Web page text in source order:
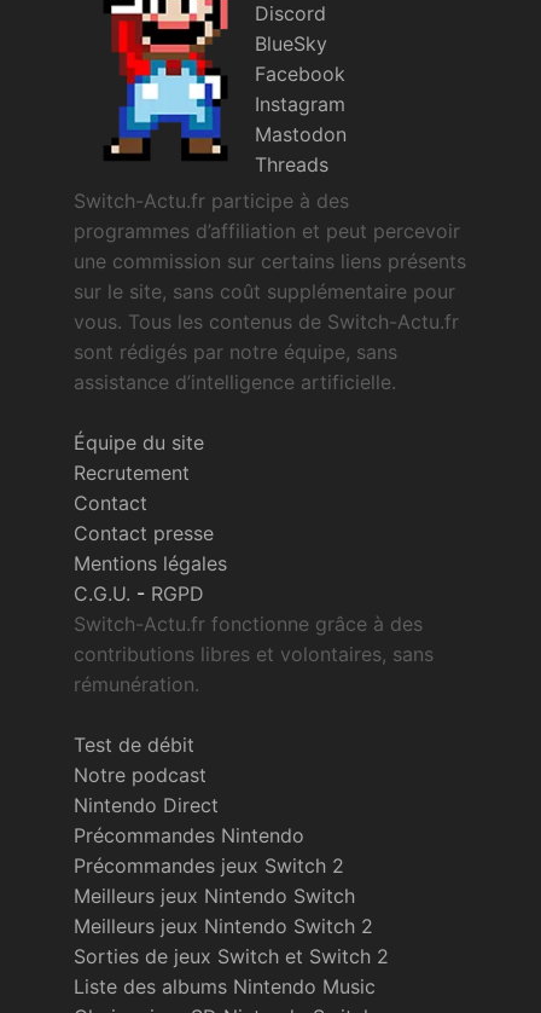
Discord
BlueSky
Facebook
Instagram
Mastodon
Threads
Switch-Actu.fr participe à des
programmes d’affiliation et peut percevoir
une commission sur certains liens présents
sur le site, sans coût supplémentaire pour
vous. Tous les contenus de Switch-Actu.fr
sont rédigés par notre équipe, sans
assistance d’intelligence artificielle.
Équipe du site
Recrutement
Contact
Contact presse
Mentions légales
C.G.U. - RGPD
Switch-Actu.fr fonctionne grâce à des
contributions libres et volontaires, sans
rémunération.
Test de débit
Notre podcast
Nintendo Direct
Précommandes Nintendo
Précommandes jeux Switch 2
Meilleurs jeux Nintendo Switch
Meilleurs jeux Nintendo Switch 2
Sorties de jeux Switch et Switch 2
Liste des albums Nintendo Music